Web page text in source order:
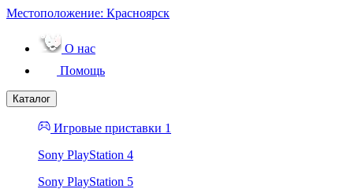
Местоположение: Красноярск
О нас
Помощь
Каталог
Игровые приставки 1
Sony PlayStation 4
Sony PlayStation 5